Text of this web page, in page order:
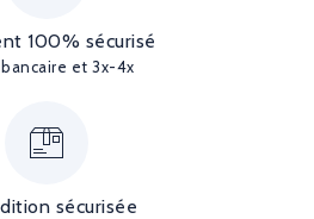
100% sécurisé
et 3x-4x
sécurisée